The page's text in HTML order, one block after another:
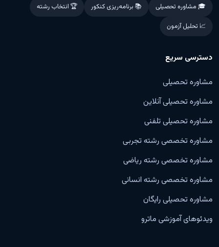
🎓 مشاوره تحصیلی 📚 برنامه‌ریزی کنکور
🏆 انتخاب رشته
📈 تحلیل آزمون
دسترسی سریع
مشاوره تحصیلی
مشاوره تحصیلی آنلاین
مشاوره تحصیلی تلفنی
مشاوره تخصصی رشته تجربی
مشاوره تخصصی رشته ریاضی
مشاوره تخصصی رشته انسانی
مشاوره تحصیلی رایگان
ویدئوهای آموزشی ماترو